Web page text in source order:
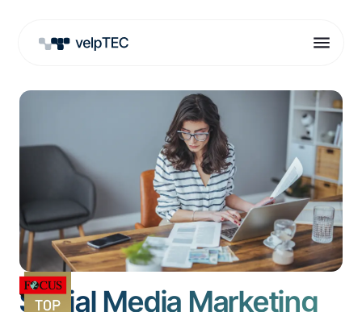
Social Media Marketing